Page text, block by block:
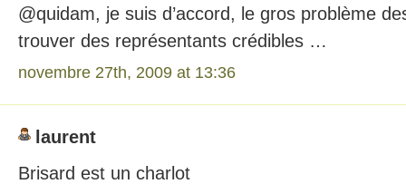
@quidam, je suis d’accord, le gros problème
trouver des représentants crédibles …
novembre 27th, 2009 at 13:36
laurent
Brisard est un charlot